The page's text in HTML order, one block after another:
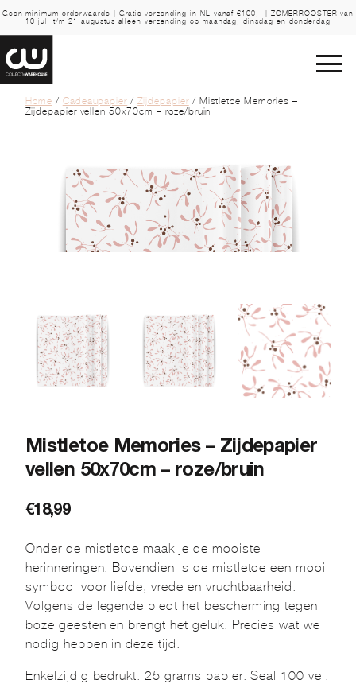
Geen minimum orderwaarde | Gratis verzending in NL vanaf €100,- | ZOMERROOSTER van
10 juli t/m 21 augustus alleen verzending op maandag, dinsdag en donderdag
Home / Cadeaupapier /Zijdepapier/ Mistletoe Memories –
Zijdepapier vellen 50x70cm – roze/bruin
Mistletoe Memories – Zijdepapier
vellen 50x70cm – roze/bruin
€18,99
Onder de mistletoe maak je de mooiste
herinneringen. Bovendien is de mistletoe een mooi
symbool voor liefde, vrede en vruchtbaarheid.
Volgens de legende biedt het bescherming tegen
boze geesten en brengt het geluk. Precies wat we
nodig hebben in deze tijd.
Enkelzijdig bedrukt. 25 grams papier. Seal 100 vel.